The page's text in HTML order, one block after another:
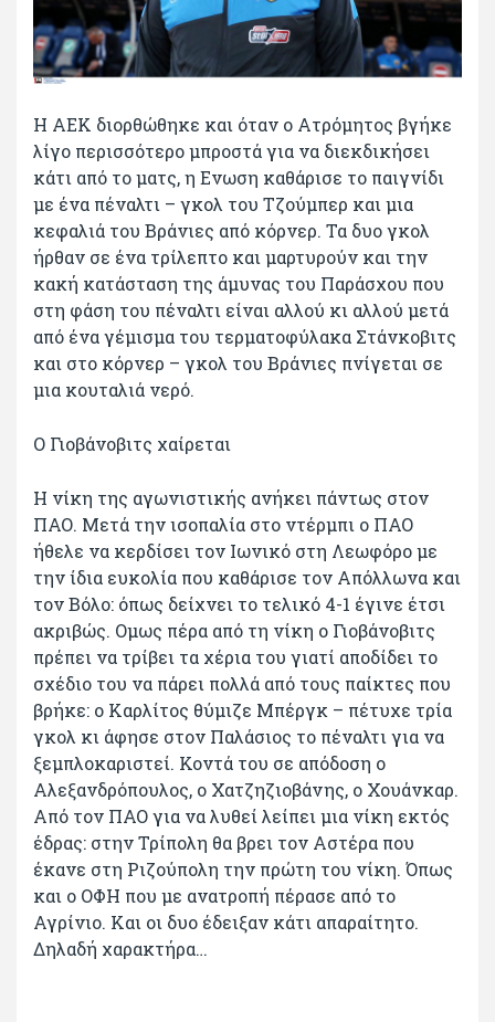
Η ΑΕΚ διορθώθηκε και όταν ο Ατρόμητος βγήκε
λίγο περισσότερο μπροστά για να διεκδικήσει
κάτι από το ματς, η Ενωση καθάρισε το παιγνίδι
με ένα πέναλτι – γκολ του Τζούμπερ και μια
κεφαλιά του Βράνιες από κόρνερ. Τα δυο γκολ
ήρθαν σε ένα τρίλεπτο και μαρτυρούν και την
κακή κατάσταση της άμυνας του Παράσχου που
στη φάση του πέναλτι είναι αλλού κι αλλού μετά
από ένα γέμισμα του τερματοφύλακα Στάνκοβιτς
και στο κόρνερ – γκολ του Βράνιες πνίγεται σε
μια κουταλιά νερό.
Ο Γιοβάνοβιτς χαίρεται
Η νίκη της αγωνιστικής ανήκει πάντως στον
ΠΑΟ. Μετά την ισοπαλία στο ντέρμπι ο ΠΑΟ
ήθελε να κερδίσει τον Ιωνικό στη Λεωφόρο με
την ίδια ευκολία που καθάρισε τον Απόλλωνα και
τον Βόλο: όπως δείχνει το τελικό 4-1 έγινε έτσι
ακριβώς. Ομως πέρα από τη νίκη ο Γιοβάνοβιτς
πρέπει να τρίβει τα χέρια του γιατί αποδίδει το
σχέδιο του να πάρει πολλά από τους παίκτες που
βρήκε: ο Καρλίτος θύμιζε Μπέργκ – πέτυχε τρία
γκολ κι άφησε στον Παλάσιος το πέναλτι για να
ξεμπλοκαριστεί. Κοντά του σε απόδοση ο
Αλεξανδρόπουλος, ο Χατζηζιοβάνης, ο Χουάνκαρ.
Από τον ΠΑΟ για να λυθεί λείπει μια νίκη εκτός
έδρας: στην Τρίπολη θα βρει τον Αστέρα που
έκανε στη Ριζούπολη την πρώτη του νίκη. Όπως
και ο ΟΦΗ που με ανατροπή πέρασε από το
Αγρίνιο. Και οι δυο έδειξαν κάτι απαραίτητο.
Δηλαδή χαρακτήρα…